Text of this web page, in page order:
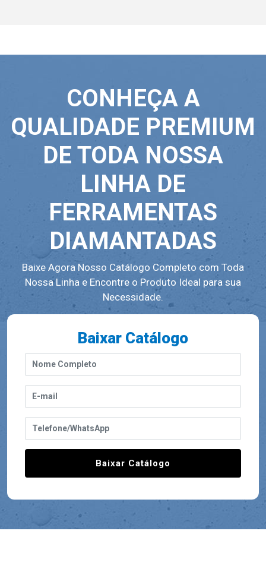
CONHEÇA A
QUALIDADE PREMIUM
DE TODA NOSSA
LINHA DE
FERRAMENTAS
DIAMANTADAS
Baixe Agora Nosso Catálogo Completo com Toda
Nossa Linha e Encontre o Produto Ideal para sua
Necessidade.
Baixar Catálogo
Baixar Catálogo